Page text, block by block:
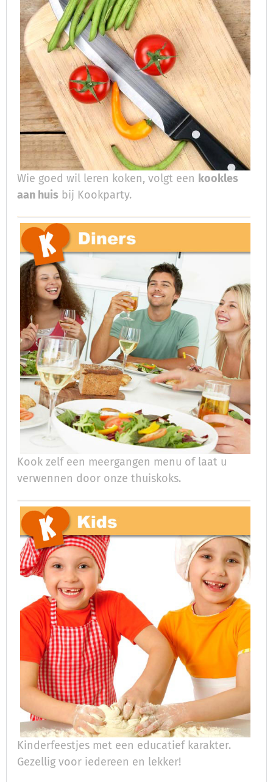
Wie goed wil leren koken, volgt een kookles
aan huis bij Kookparty.​​​​
Kook zelf een meergangen menu of laat u
verwennen door onze thuiskoks.
Kinderfeestjes met een educatief karakter.
Gezellig voor iedereen en lekker!